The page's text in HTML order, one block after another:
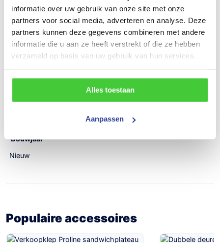
informatie over uw gebruik van onze site met onze
partners voor social media, adverteren en analyse. Deze
partners kunnen deze gegevens combineren met andere
informatie die u aan ze heeft verstrekt of die ze hebben
verzameld op basis van uw gebruik van hun services.
Alles toestaan
Aanpassen
830 kg
Draagvermogen (bruto)
3000 kg
Aantal assen
Bouwjaar
Nieuw
Populaire accessoires